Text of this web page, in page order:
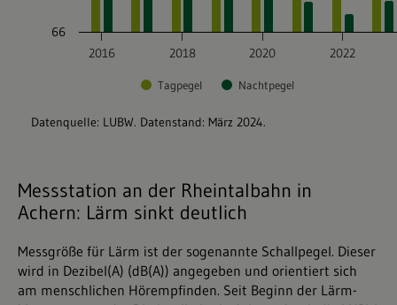
Messstation an der Rheintalbahn in
Achern: Lärm sinkt deutlich
Messgröße für Lärm ist der sogenannte Schallpegel. Dieser
wird in Dezibel(A) (dB(A)) angegeben und orientiert sich
am menschlichen Hörempfinden. Seit Beginn der Lärm-